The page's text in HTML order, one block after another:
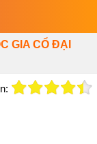
GIA CỔ ĐẠI